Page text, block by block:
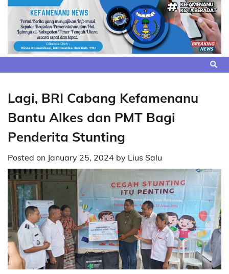
Skip
content
Lagi, BRI Cabang Kefamenanu
Bantu Alkes dan PMT Bagi
Penderita Stunting
Posted on January 25, 2024 by Lius Salu